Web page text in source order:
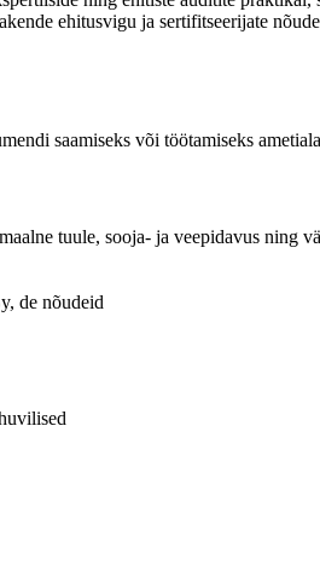
ehitusvigu ja sertifitseerijate
saamiseks või töötamiseks
tuule, sooja- ja veepidavus ning
de nõudeid